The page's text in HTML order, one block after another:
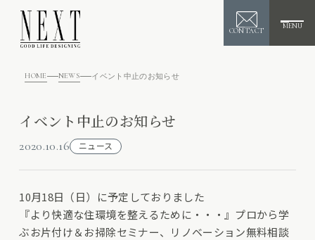
CONTACT
MENU
HOME NEWS イベント中止のお知らせ
イベント中止のお知らせ
2020.10.16 ニュース
10月18日（日）に予定しておりました
『より快適な住環境を整えるために・・・』プロから学
ぶお片付け＆お掃除セミナー、リノベーション無料相談